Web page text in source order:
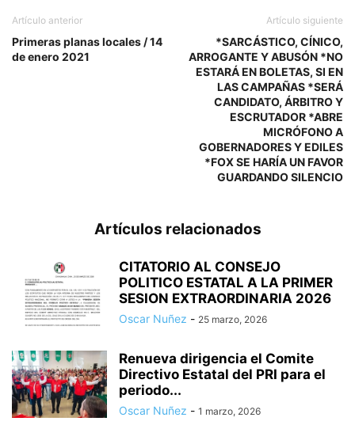
Artículo anterior
Primeras planas locales / 14
de enero 2021
Artículo siguiente
*SARCÁSTICO, CÍNICO,
ARROGANTE Y ABUSÓN *NO
ESTARÁ EN BOLETAS, SI EN
LAS CAMPAÑAS *SERÁ
CANDIDATO, ÁRBITRO Y
ESCRUTADOR *ABRE
MICRÓFONO A
GOBERNADORES Y EDILES
*FOX SE HARÍA UN FAVOR
GUARDANDO SILENCIO
Artículos relacionados
CITATORIO AL CONSEJO
POLITICO ESTATAL A LA PRIMER
SESION EXTRAORDINARIA 2026
Oscar Nuñez - 25 marzo, 2026
Renueva dirigencia el Comite
Directivo Estatal del PRI para el
periodo...
Oscar Nuñez - 1 marzo, 2026